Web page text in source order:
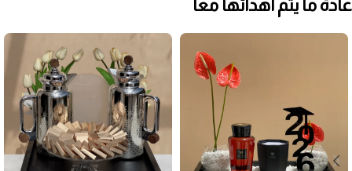
عادة ما يتم اهدائها معاً